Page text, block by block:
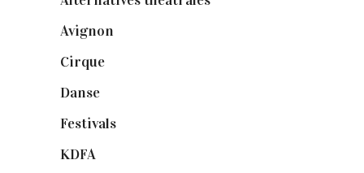
Avignon
Cirque
Danse
Festivals
KDFA